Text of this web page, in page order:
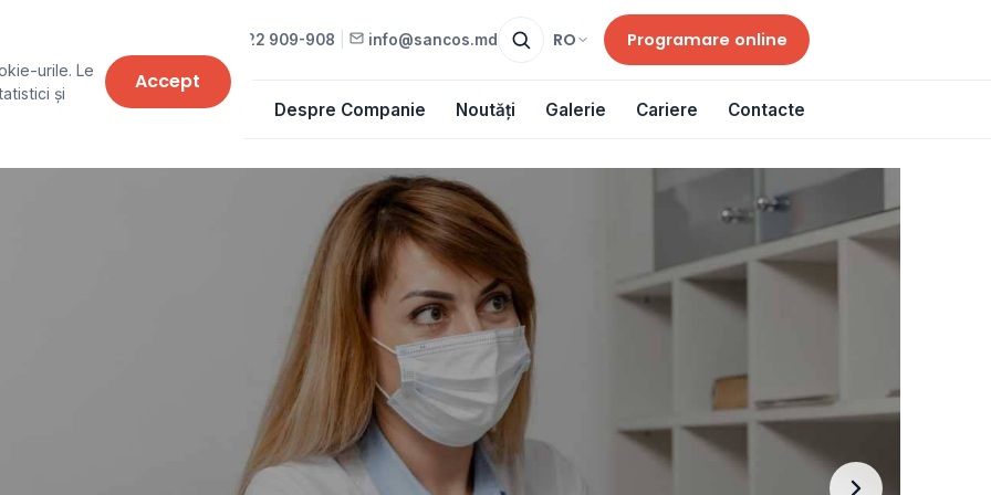
022 909-908 info@sancos.md RO Programare online
Cursuri Lista de prețuri Despre Companie Noutăți Galerie Cariere Contacte
urile. Le
și
Accept